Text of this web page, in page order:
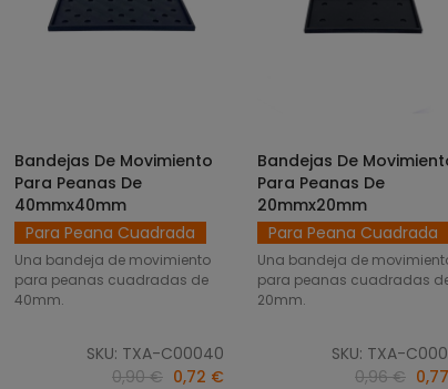
SELECCIONAR OPCIONES
Bandejas De Movimiento
Para Peanas De
40mmx40mm
Para Peana Cuadrada
Una bandeja de movimiento
para peanas cuadradas de
40mm.
SKU: TXA-C00040
0,90 € 0,72 €
SELECCIONAR
Bandejas De
Para Peanas De
20mmx20mm
Para Peana Cuadrada
Una bandeja de
para peanas cuadradas
20mm.
SKU: TXA-
0,96 €